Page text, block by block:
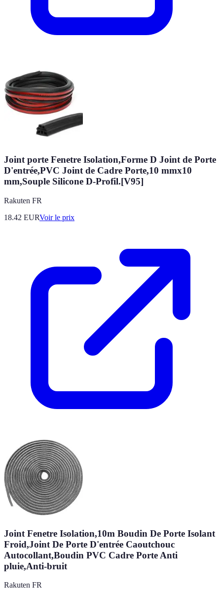
Joint porte Fenetre Isolation,Forme D Joint de Porte
D'entrée,PVC Joint de Cadre Porte,10 mmx10
mm,Souple Silicone D-Profil.[V95]
Rakuten FR
18.42 EURVoir le prix
Joint Fenetre Isolation,10m Boudin De Porte Isolant
Froid,Joint De Porte D'entrée Caoutchouc
Autocollant,Boudin PVC Cadre Porte Anti
pluie,Anti-bruit
Rakuten FR